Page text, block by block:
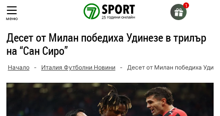
Skip
toменю
Десет от Милан победиха Удинезе в трилър
на “Сан Сиро”
Начало - Италия Футболни Новини - Десет от Милан победиха